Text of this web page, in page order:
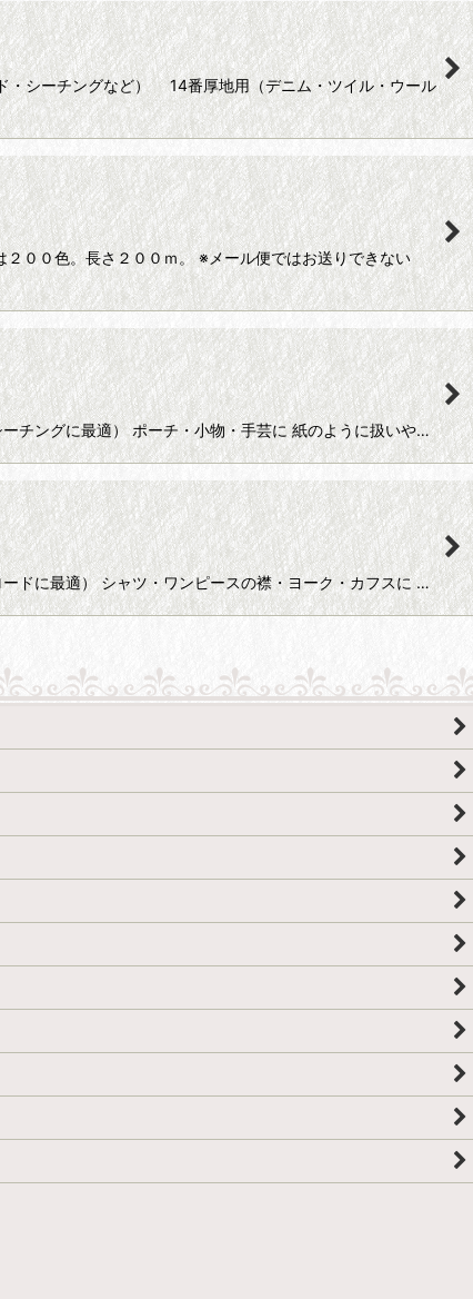
シーチングなど） 14番厚地用（デニム・ツイル・ウール
００色。長さ２００ｍ。 ※メール便ではお送りできない
チングに最適） ポーチ・小物・手芸に 紙のように扱いや…
ドに最適） シャツ・ワンピースの襟・ヨーク・カフスに …